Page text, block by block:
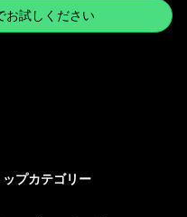
試しください
ップカテゴリー